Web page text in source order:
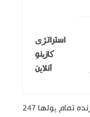
استراتژی
کازینو
آنلاین
ما به طور کامل بررسی کرده ام برنده تمام پولها 247